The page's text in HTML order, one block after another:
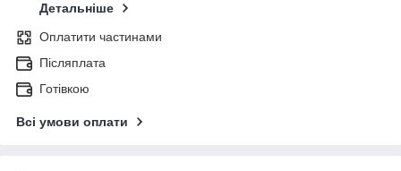
Детальніше
Оплатити частинами
Післяплата
Готівкою
Всі умови оплати